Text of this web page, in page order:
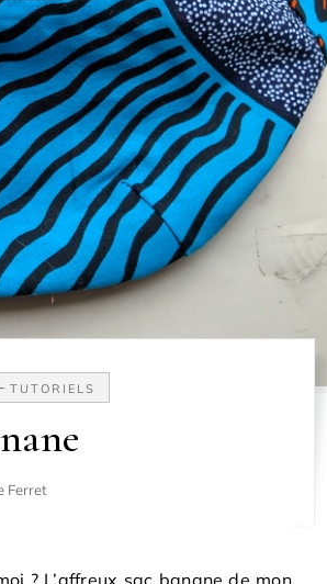
- TUTORIELS
Ferret
? L’affreux sac banane de mon